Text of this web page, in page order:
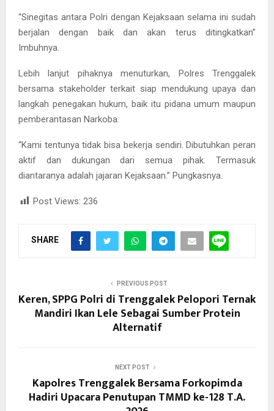
“Sinegitas antara Polri dengan Kejaksaan selama ini sudah
berjalan dengan baik dan akan terus ditingkatkan”
Imbuhnya.
Lebih lanjut pihaknya menuturkan, Polres Trenggalek
bersama stakeholder terkait siap mendukung upaya dan
langkah penegakan hukum, baik itu pidana umum maupun
pemberantasan Narkoba.
“Kami tentunya tidak bisa bekerja sendiri. Dibutuhkan peran
aktif dan dukungan dari semua pihak. Termasuk
diantaranya adalah jajaran Kejaksaan.” Pungkasnya.
Post Views: 236
SHARE
PREVIOUS POST
Keren, SPPG Polri di Trenggalek Pelopori Ternak
Mandiri Ikan Lele Sebagai Sumber Protein
Alternatif
NEXT POST
Kapolres Trenggalek Bersama Forkopimda
Hadiri Upacara Penutupan TMMD ke-128 T.A.